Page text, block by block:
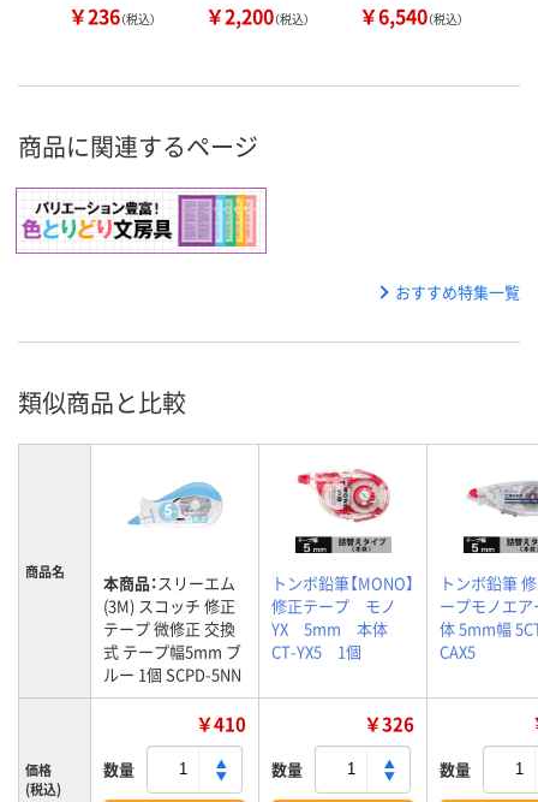
￥236（税込） ￥2,200（税込） ￥6,540（税込）
商品に関連するページ
おすすめ特集一覧
類似商品と比較
商品名 本商品：スリーエム
(3M) スコッチ 修正
テープ 微修正 交換
式 テープ幅5mm ブ
ルー 1個 SCPD-5NN
トンボ鉛筆【MONO】
修正テープ モノ
YX 5mm 本体
CT-YX5 1個
トンボ鉛筆
ープモノエア
体 5mm幅
CAX5
価格
(税込)
￥410
数量
￥326
数量 数量